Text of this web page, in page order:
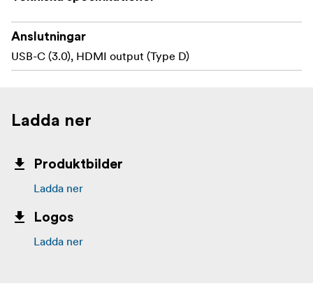
Anslutningar
USB-C (3.0), HDMI output (Type D)
Ladda ner
Produktbilder
Ladda ner
Logos
Ladda ner